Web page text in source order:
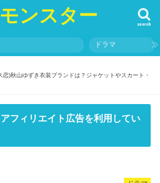
ンスター search
ドラマ
)秋山ゆずき衣装ブランドは？ジャケットやスカート・
フィリエイト広告を利用してい